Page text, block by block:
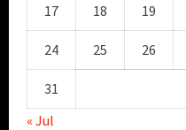
17 18 19
24 25 26
31
« Jul